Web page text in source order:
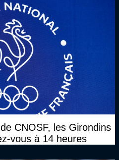
CNOSF, les Girondins
vous à 14 heures